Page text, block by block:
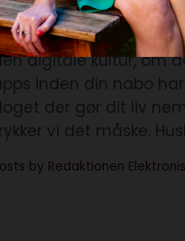
digitale kultur, om
inden din nabo
der gør dit liv
vi det måske.
by Redaktionen